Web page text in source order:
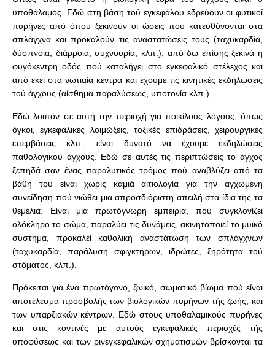
υποθάλαμος. Εδώ στη βάση τού εγκεφάλου εδρεύουν οι φυτικοί
πυρήνες από όπου ξεκινούν οι ώσεις πού κατευθύνονται στα
σπλάγχνα και προκαλούν τις αναστατώσεις τους (ταχυκαρδία,
δύσπνοια, διάρροια, συχνουρία, κλπ.), από δω επίσης ξεκινά η
φυγόκεντρη οδός πού καταλήγει στο εγκεφαλικό στέλεχος και
από εκεί στα νωτιαία κέντρα και έχουμε τις κινητικές εκδηλώσεις
τού άγχους (αίσθημα παραλύσεως, υποτονία κλπ.).
Εδώ λοιπόν σε αυτή την περιοχή για ποικίλους λόγους, όπως
όγκοι, εγκεφαλικές λοιμώξεις, τοξικές επιδράσεις, χειρουργικές
επεμβάσεις κλπ., είναι δυνατό να έχουμε εκδηλώσεις
παθολογικού άγχους. Εδώ σε αυτές τις περιπτώσεις το άγχος
ξεπηδά σαν ένας παραλυτικός τρόμος πού αναβλύζει από τα
βάθη τού είναι χωρίς καμιά αιτιολογία για την αγχωμένη
συνείδηση πού νιώθει μια απροσδιόριστη απειλή στα ίδια της τα
θεμέλια. Είναι μια πρωτόγνωρη εμπειρία, πού συγκλονίζει
ολόκληρο το σώμα, παραλύει τις δυνάμεις, ακινητοποιεί το μυϊκό
σύστημα, προκαλεί καθολική αναστάτωση των σπλάγχνων
(ταχυκαρδία, παράλυση σφιγκτήρων, ιδρώτες, ξηρότητα τού
στόματος, κλπ.).
Πρόκειται για ένα πρωτόγονο, ζωικό, σωματικό βίωμα πού είναι
αποτέλεσμα προσβολής των βιολογικών πυρήνων τής ζωής, και
των υπαρξιακών κέντρων. Εδώ στους υποθαλαμικούς πυρήνες
και στις κοντινές με αυτούς εγκεφαλικές περιοχές τής
υποφύσεως και των ρινεγκεφαλικών σχηματισμών βρίσκονται τα